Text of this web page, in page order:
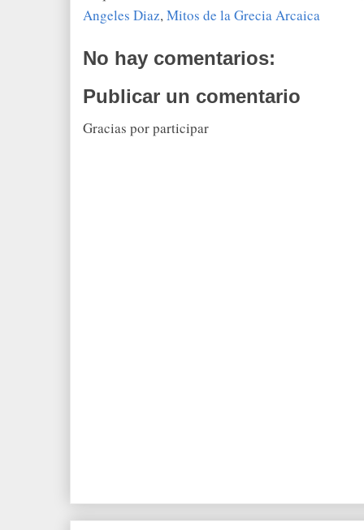
Angeles Diaz, Mitos de la Grecia Arcaica
No hay comentarios:
Publicar un comentario
Gracias por participar